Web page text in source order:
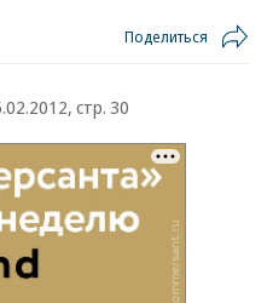
Поделиться
стр. 30